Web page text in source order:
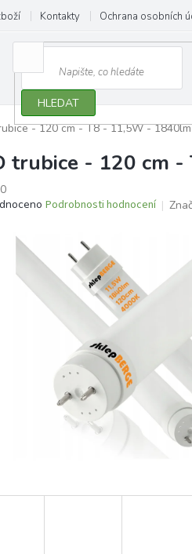
Kontakty Ochrana osobních
HLEDAT
- 120 cm - T8 - 11,5W -
trubice - 120 cm
Podrobnosti hodnocení